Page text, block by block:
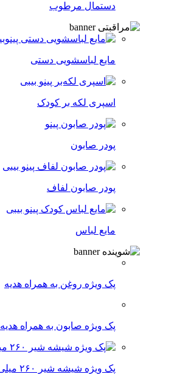
دستمال مرطوب
مایع لباسشویی دستی
اسپری لکه‌ بر کودک
پودر صابون
پودر صابون لفاف
مایع لباس
پک ویژه روغن به همراه هدیه
پک ویژه صابون به همراه هدیه
پک ویژه شیشه شیر ۲۶۰ میلی لیتر به همراه پستانک هدیه